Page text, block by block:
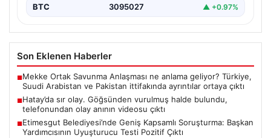
BTC 3095027 ▲ +0.97%
Son Eklenen Haberler
■Mekke Ortak Savunma Anlaşması ne anlama geliyor? Türkiye,
Suudi Arabistan ve Pakistan ittifakında ayrıntılar ortaya çıktı
■Hatay’da sır olay. Göğsünden vurulmuş halde bulundu,
telefonundan olay anının videosu çıktı
■Etimesgut Belediyesi’nde Geniş Kapsamlı Soruşturma: Başkan
Yardımcısının Uyuşturucu Testi Pozitif Çıktı